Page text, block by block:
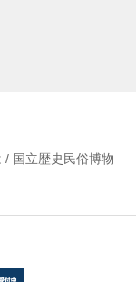
/ 国立歴史民俗博物